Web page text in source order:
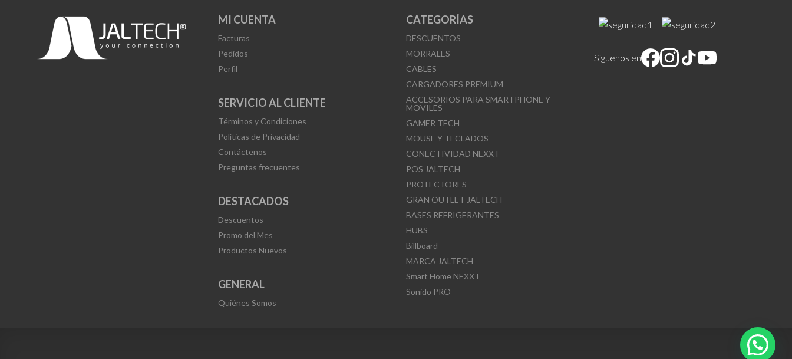
MI CUENTA
Facturas
Pedidos
Perfil
SERVICIO AL CLIENTE
Términos y Condiciones
Políticas de Privacidad
Contáctenos
Preguntas frecuentes
DESTACADOS
Descuentos
Promo del Mes
Productos Nuevos
GENERAL
Quiénes Somos
CATEGORÍAS
DESCUENTOS
MORRALES
CABLES
CARGADORES PREMIUM
ACCESORIOS PARA SMARTPHONE Y
MOVILES
GAMER TECH
MOUSE Y TECLADOS
CONECTIVIDAD NEXXT
POS JALTECH
PROTECTORES
GRAN OUTLET JALTECH
BASES REFRIGERANTES
HUBS
Billboard
MARCA JALTECH
Smart Home NEXXT
Sonido PRO
Síguenos en